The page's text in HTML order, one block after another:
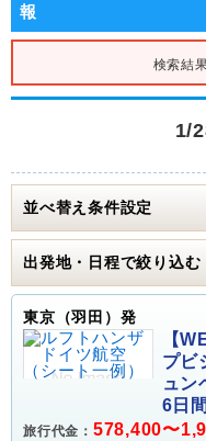
報
検索結
1/
並べ替え条件設定
出発地・日程で絞り込む
東京（羽田）発
【
プビ
ュン
6日
旅行代金： 578,400〜